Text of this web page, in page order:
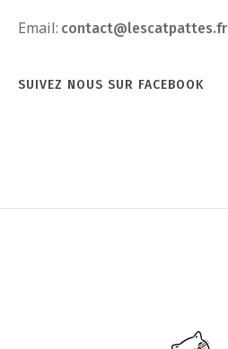
Email: contact@lescatpattes.fr
SUIVEZ NOUS SUR FACEBOOK